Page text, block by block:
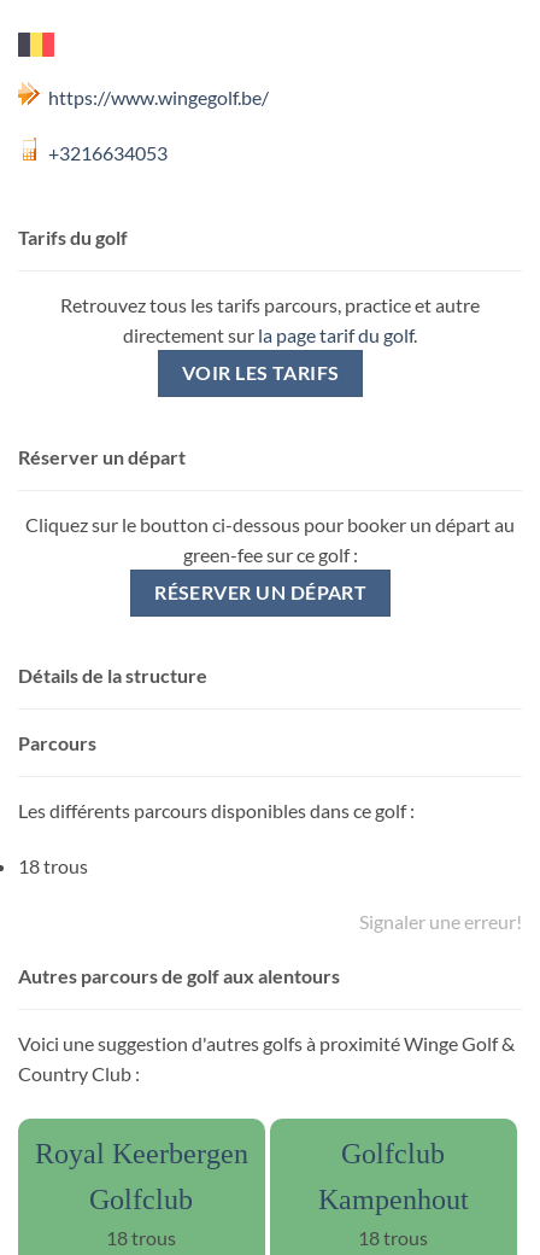
https://www.wingegolf.be/
+3216634053
Tarifs du golf
Retrouvez tous les tarifs parcours, practice et autre
directement sur la page tarif du golf.
VOIR LES TARIFS
Réserver un départ
Cliquez sur le boutton ci-dessous pour booker un départ au
green-fee sur ce golf :
RÉSERVER UN DÉPART
Détails de la structure
Parcours
Les différents parcours disponibles dans ce golf :
18 trous
Signaler une erreur!
Autres parcours de golf aux alentours
Voici une suggestion d'autres golfs à proximité Winge Golf &
Country Club :
Royal Keerbergen
Golfclub
18 trous
Golfclub
Kampenhout
18 trous